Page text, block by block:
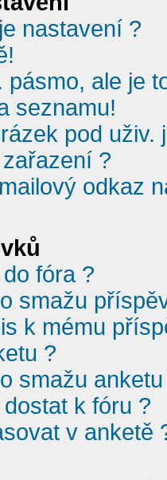
nastavení ?
pásmo, ale je
seznamu!
pod uživ.
?
odkaz
fóra ?
smažu
k mému
?
smažu
k fóru ?
v anketě